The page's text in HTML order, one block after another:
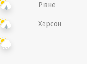
Рівне
Херсон